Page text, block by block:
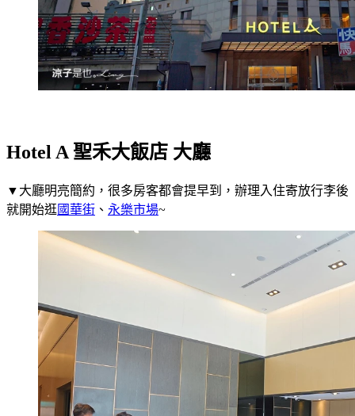
Hotel A 聖禾大飯店 大廳
▼大廳明亮簡約，很多房客都會提早到，辦理入住寄放行李後
就開始逛國華街 、 永樂市場~